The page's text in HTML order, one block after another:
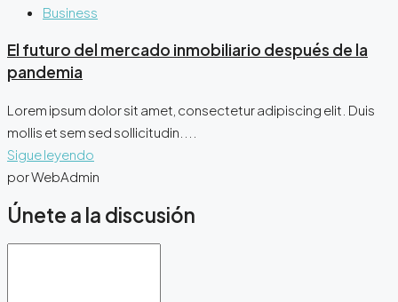
Business
El futuro del mercado inmobiliario después de la
pandemia
Lorem ipsum dolor sit amet, consectetur adipiscing elit. Duis
mollis et sem sed sollicitudin....
Sigue leyendo
por WebAdmin
Únete a la discusión